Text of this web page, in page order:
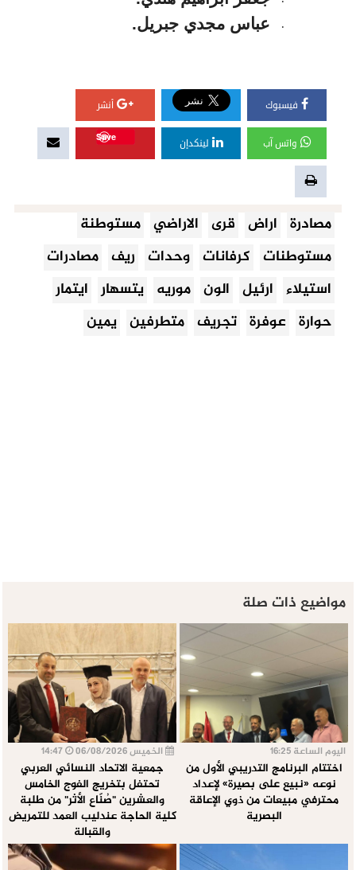
· عباس مجدي جبريل.
فيسبوك أنشر
واتس آب لينكدإن
Save
مصادرة اراض قرى الاراضي مستوطنة
مستوطنات كرفانات وحدات ريف مصادرات
استيلاء ارئيل الون موريه يتسهار ايتمار
حوارة عوفرة تجريف متطرفين يمين
مواضيع ذات صلة
اليوم الساعة 16:25
اختتام البرنامج التدريبي الأول من
نوعه «نبيع على بصيرة» لإعداد
محترفي مبيعات من ذوي الإعاقة
البصرية
الخميس 06/08/2026
جمعية الاتحاد النسائي العربي
تحتفل بتخريج الفوج الخامس
والعشرين "صُنّاع الأثر" من طلبة
كلية الحاجة عندليب العمد للتمريض
والقبالة